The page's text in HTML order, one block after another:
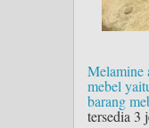
Melamine
mebel
barang
tersedia 3